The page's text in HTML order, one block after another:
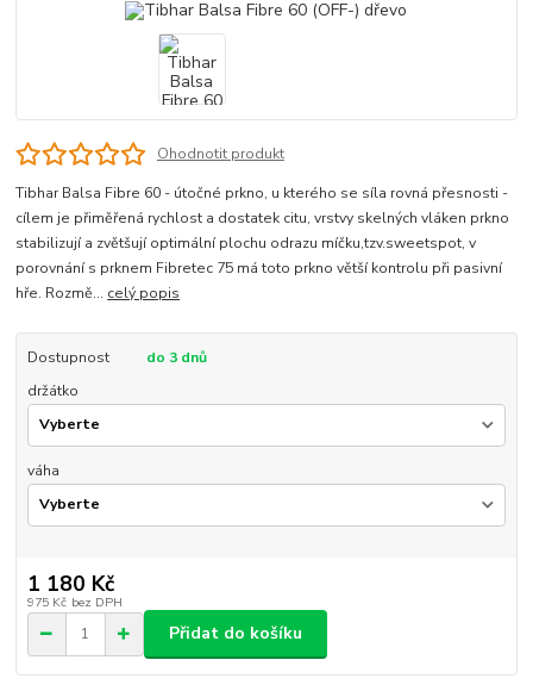
Ohodnotit produkt
Tibhar Balsa Fibre 60 - útočné prkno, u kterého se síla rovná přesnosti -
cílem je přiměřená rychlost a dostatek citu, vrstvy skelných vláken prkno
stabilizují a zvětšují optimální plochu odrazu míčku,tzv.sweetspot, v
porovnání s prknem Fibretec 75 má toto prkno větší kontrolu při pasivní
hře. Rozmě... celý popis
Dostupnost
do 3 dnů
držátko
váha
1 180 Kč
975 Kč bez DPH
Přidat do košíku